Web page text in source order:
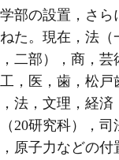
部の設置，さら
た。現在，法（
二部），商，芸
，医，歯，松戸
法，文理，経済
20研究科），司
原子力などの付